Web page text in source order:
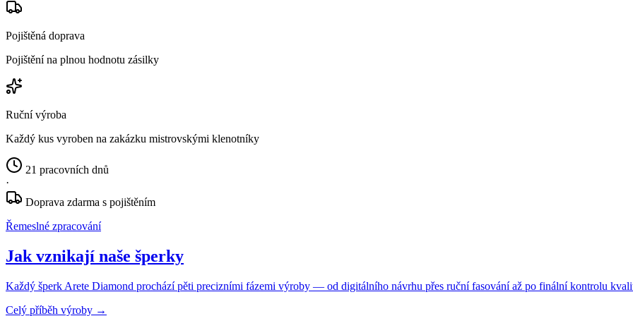
Pojištěná doprava
Pojištění na plnou hodnotu zásilky
Ruční výroba
Každý kus vyroben na zakázku mistrovskými klenotníky
21 pracovních dnů
·
Doprava zdarma s pojištěním
Řemeslné zpracování
Jak vznikají naše šperky
Každý šperk Arete Diamond prochází pěti precizními fázemi výroby — od digitálního návrhu přes ruční fasování až po finální kontrolu
Celý příběh výroby →